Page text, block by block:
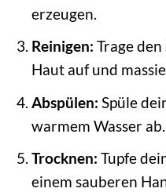
erzeugen.
Reinigen: Trage
Haut auf und
Abspülen: Spüle
warmem Wasser ab.
Trocknen: Tupfe
einem sauberen